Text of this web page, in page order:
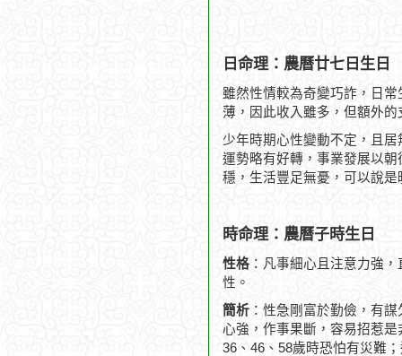
日命理：農曆廿七日生日
雖然性情較為奇變巧詐，日
薄，因此收入雖多，但額外
少年時期心性變動不定，且
運勢略有好轉，事業發展以
穩，生活豐足無憂，可以說
時命理：農曆子時生日
性格 ：凡事細心且注意力強
性。
簡析 ：性急剛富於勤儉，有
心強，作事果斷，容易招惹
36、46、58歲時恐怕有災難